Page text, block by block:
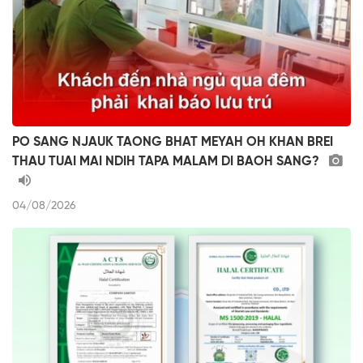
PO SANG NJAUK TAONG BHAT MEYAH OH KHAN BREI
THAU TUAI MAI NDIH TAPA MALAM DI BAOH SANG?
04/08/2026